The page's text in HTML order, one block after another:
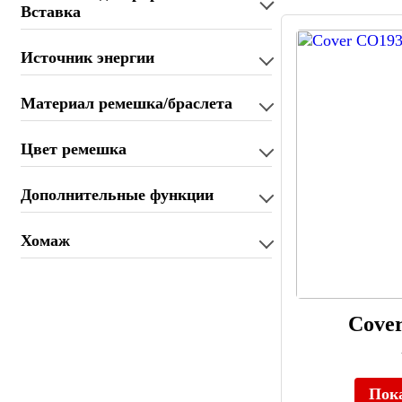
Вставка
Источник энергии
Материал ремешка/браслета
Цвет ремешка
Дополнительные функции
Хомаж